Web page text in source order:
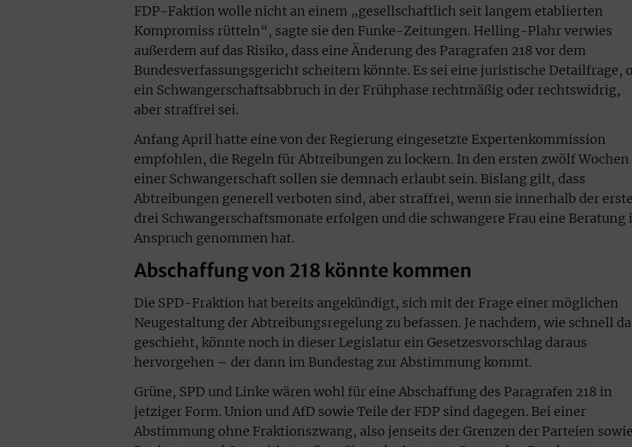
FDP-Faktion wolle nicht an einem „gesellschaftlich seit langem etablierten
Kompromiss rütteln“, sagte sie den Funke-Zeitungen. Helling-Plahr verwies
außerdem auf das Risiko, dass eine Änderung des Paragrafen 218 vor dem
Bundesverfassungsgericht scheitern könnte. Es sei eine juristische Detailfrage,
ein Schwangerschaftsabbruch in der Frühphase rechtmäßig oder rechtswidrig,
aber straffrei sei.
Anfang April hatte eine von der Regierung eingesetzte Expertenkommission
empfohlen, die Regeln für Abtreibungen zu lockern. In den ersten zwölf Wochen
einer Schwangerschaft sollen sie demnach erlaubt sein. Bislang gilt, dass
Abtreibungen generell verboten sind, aber straffrei, wenn sie innerhalb der
drei Schwangerschaftsmonate erfolgen und die schwangere Frau eine Beratung
Anspruch genommen hat.
Abschaffung von 218 könnte kommen
Die SPD-Fraktion hat bereits angekündigt, sich mit der Frage einer möglichen
Neugestaltung der Abtreibungsregelung zu befassen. Je nachdem, wie schnell
geschieht, könnte noch in dieser Legislatur ein Gesetzesvorschlag daraus
hervorgehen – der dann im Bundestag zur Abstimmung kommt.
Grüne, SPD und Linke wären wohl für eine Abschaffung des Paragrafen 218 in
jetziger Form. Union und AfD sowie Teile der FDP sind dagegen. Bei einer
Abstimmung ohne Fraktionszwang, also jenseits der Grenzen der Parteien sowie